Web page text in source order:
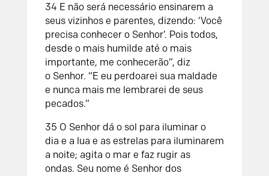
34 E não será necessário ensinarem a
seus vizinhos e parentes, dizendo: ‘Você
precisa conhecer o Senhor’. Pois todos,
desde o mais humilde até o mais
importante, me conhecerão”, diz
o Senhor. “E eu perdoarei sua maldade
e nunca mais me lembrarei de seus
pecados.”
35 O Senhordá o sol para iluminar o
dia e a lua e as estrelas para iluminarem
a noite; agita o mar e faz rugir as
ondas. Seu nome é Senhordos